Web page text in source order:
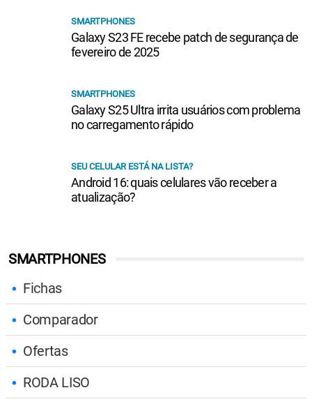
SMARTPHONES
Fichas
Comparador
Ofertas
RODA LISO
SMARTPHONES
Galaxy S23 FE recebe patch de segurança de
fevereiro de 2025
SMARTPHONES
Galaxy S25 Ultra irrita usuários com problema
no carregamento rápido
SEU CELULAR ESTÁ NA LISTA?
Android 16: quais celulares vão receber a
atualização?